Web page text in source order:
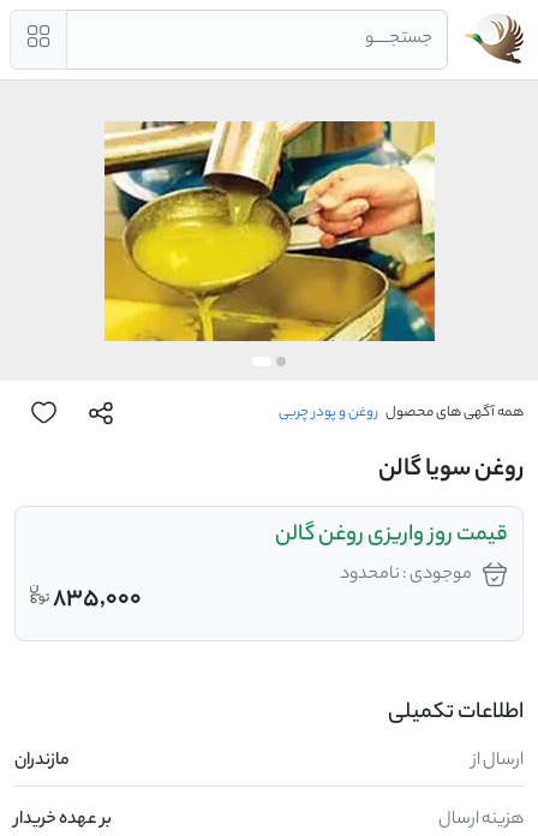
جستجــــو
همه آگهی های محصول روغن و پودر چربی
روغن سویا گالن
قیمت روز واریزی روغن گالن
موجودی : نامحدود
835,000
اطلاعات تکمیلی
ارسال از مازندران
هزینه ارسال بر عهده خریدار